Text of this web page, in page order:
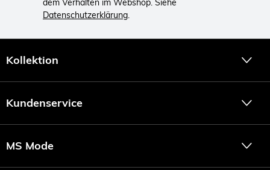
dem Verhalten im Webshop. Siehe
Datenschutzerklärung.
Kollektion
Kundenservice
MS Mode